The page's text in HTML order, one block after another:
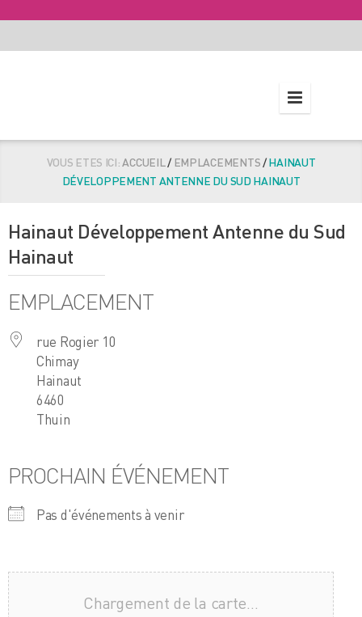
VOUS ETES ICI:ACCUEIL/EMPLACEMENTS/HAINAUT
DÉVELOPPEMENT ANTENNE DU SUD HAINAUT
Hainaut Développement Antenne du Sud
Hainaut
EMPLACEMENT
rue Rogier 10
Chimay
Hainaut
6460
Thuin
PROCHAIN ÉVÉNEMENT
Pas d'événements à venir
Chargement de la carte…